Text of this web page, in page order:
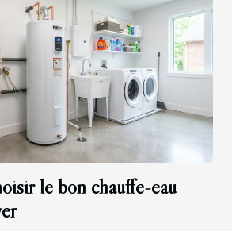
le bon chauffe-eau